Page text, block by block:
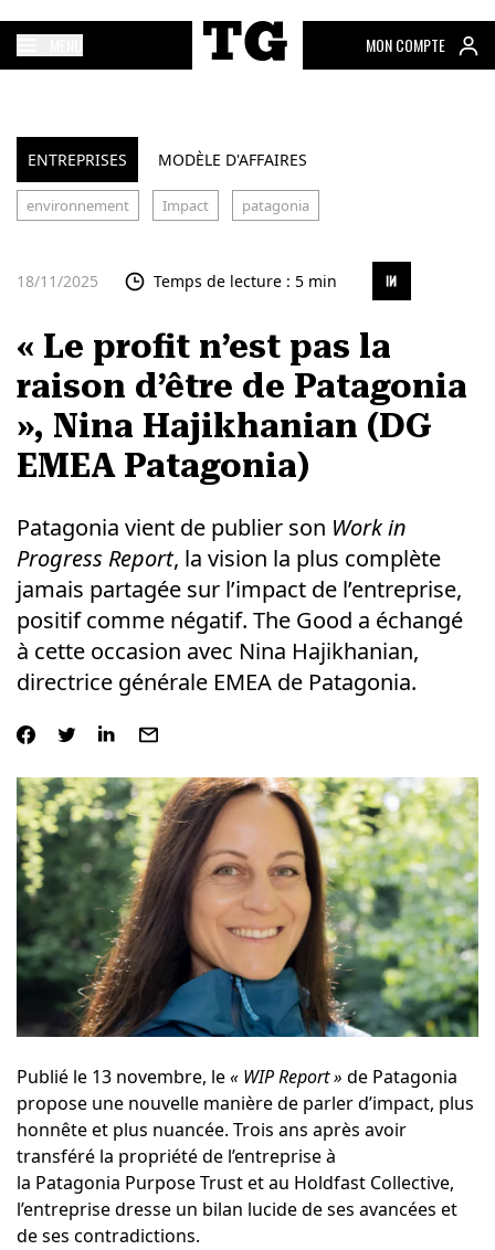
MON COMPTE
ENTREPRISES MODÈLE D'AFFAIRES
environnement Impact patagonia
18/11/2025 Temps de lecture : 5 min
« Le profit n’est pas la
raison d’être de Patagonia
», Nina Hajikhanian (DG
EMEA Patagonia)
Patagonia vient de publier son Work in
Progress Report, la vision la plus complète
jamais partagée sur l’impact de l’entreprise,
positif comme négatif. The Good a échangé
à cette occasion avec Nina Hajikhanian,
directrice générale EMEA de Patagonia.
Publié le 13 novembre, le« WIP Report » de Patagonia
propose une nouvelle manière de parler d’impact, plus
honnête et plus nuancée. Trois ans après avoir
transféré la propriété de l’entreprise à
la Patagonia Purpose Trustet au Holdfast Collective,
l’entreprise dresse un bilan lucide de ses avancées et
de ses contradictions.